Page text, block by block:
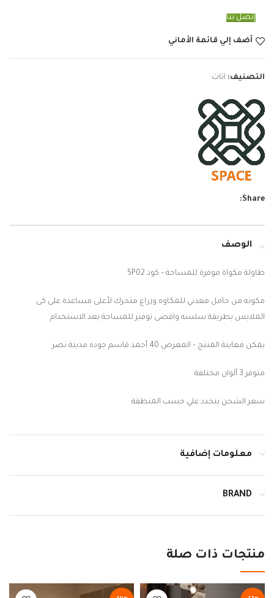
إتصل بنا
أضف إلي قائمة الأماني
التصنيف: اثاث
Share:
الوصف
طاولة مكواة موفرة للمساحة – كود SP02
مكونه من حامل معدني للمكاوه وزراع متحرك لأعلى مساعدة على كى
الملابس بطريقة سلسه واقصى توفير للمساحة بعد الاستخدام
يمكن معاينة المنتج – المعرض 40 أحمد قاسم جوده مدينة نصر
متوفر 3 ألوان مختلفة
سعر الشحن يتحدد علي حسب المنطقة
معلومات إضافية
BRAND
منتجات ذات صلة